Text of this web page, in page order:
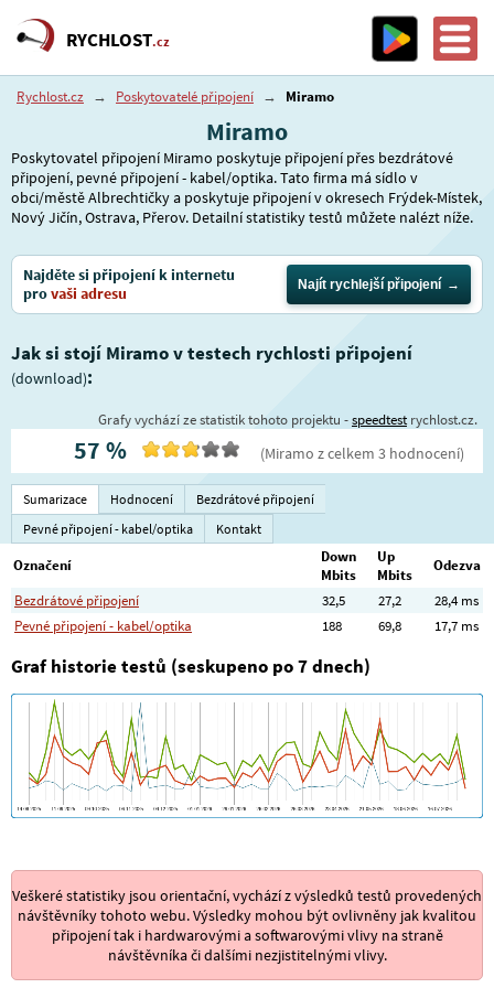
RYCHLOST.cz
Rychlost.cz → Poskytovatelé připojení → Miramo
Miramo
Poskytovatel připojení Miramo poskytuje připojení přes bezdrátové
připojení, pevné připojení - kabel/optika. Tato firma má sídlo v
obci/městě Albrechtičky a poskytuje připojení v okresech Frýdek-Místek,
Nový Jičín, Ostrava, Přerov. Detailní statistiky testů můžete nalézt níže.
Najděte si připojení k internetu
provaši adresu Najít rychlejší připojení
Jak si stojí Miramo v testech rychlosti připojení
(download):
Grafy vychází ze statistik tohoto projektu -speedtestrychlost.cz.
57 % (Miramo z celkem 3 hodnocení)
Sumarizace Hodnocení
Bezdrátové připojení
Pevné připojení - kabel/optika
Kontakt
Označení
Down
Mbits
Up
Mbits
Odezva
Bezdrátové připojení
32,5 27,2
28,4 ms
Pevné připojení - kabel/optika
188 69,8 17,7 ms
Graf historie testů (seskupeno po 7 dnech)
Veškeré statistiky jsou orientační, vychází z výsledků testů provedených
návštěvníky tohoto webu. Výsledky mohou být ovlivněny jak kvalitou
připojení tak i hardwarovými a softwarovými vlivy na straně
návštěvníka či dalšími nezjistitelnými vlivy.